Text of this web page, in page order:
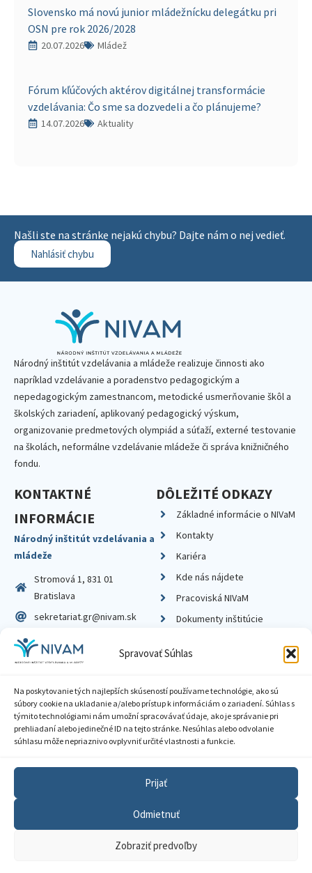
Spravovať Súhlas
Na poskytovanie tých najlepších skúseností používame technológie, ako sú
súbory cookie na ukladanie a/alebo prístup k informáciám o zariadení. Súhlas s
týmito technológiami nám umožní spracovávať údaje, ako je správanie pri
prehliadaní alebo jedinečné ID na tejto stránke. Nesúhlas alebo odvolanie
súhlasu môže nepriaznivo ovplyvniť určité vlastnosti a funkcie.
Prijať
Odmietnuť
Zobraziť predvoľby
Slovensko má novú junior mládežnícku delegátku pri
OSN pre rok 2026/2028
20.07.2026 Mládež
Fórum kľúčových aktérov digitálnej transformácie
vzdelávania: Čo sme sa dozvedeli a čo plánujeme?
14.07.2026 Aktuality
Našli ste na stránke nejakú chybu? Dajte nám o nej vedieť.
Nahlásiť chybu
Národný inštitút vzdelávania a mládeže realizuje činnosti ako
napríklad vzdelávanie a poradenstvo pedagogickým a
nepedagogickým zamestnancom, metodické usmerňovanie škôl a
školských zariadení, aplikovaný pedagogický výskum,
organizovanie predmetových olympiád a súťaží, externé testovanie
na školách, neformálne vzdelávanie mládeže či správa knižničného
fondu.
KONTAKTNÉ
INFORMÁCIE
Národný inštitút vzdelávania a
mládeže
Stromová 1, 831 01
Bratislava
sekretariat.gr@nivam.sk
IČO: 00164348
DIČ: 2020798714
DÔLEŽITÉ ODKAZY
Základné informácie o NIVaM
Kontakty
Kariéra
Kde nás nájdete
Pracoviská NIVaM
Dokumenty inštitúcie
Zásady ochrany súkromia
Sprístupnenie informácií
GDPR